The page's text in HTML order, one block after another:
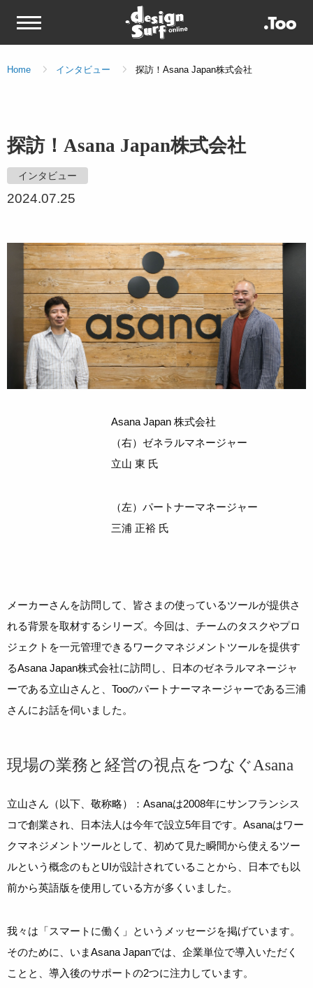
Home インタビュー 探訪！Asana Japan株式会社
探訪！Asana Japan株式会社
インタビュー
2024.07.25
Asana Japan 株式会社
（右）ゼネラルマネージャー
立山 東 氏
（左）パートナーマネージャー
三浦 正裕 氏
メーカーさんを訪問して、皆さまの使っているツールが提供さ
れる背景を取材するシリーズ。今回は、チームのタスクやプロ
ジェクトを一元管理できるワークマネジメントツールを提供す
るAsana Japan株式会社に訪問し、日本のゼネラルマネージャ
ーである立山さんと、Tooのパートナーマネージャーである三浦
さんにお話を伺いました。
現場の業務と経営の視点をつなぐAsana
立山さん（以下、敬称略）：Asanaは2008年にサンフランシス
コで創業され、日本法人は今年で設立5年目です。Asanaはワー
クマネジメントツールとして、初めて見た瞬間から使えるツー
ルという概念のもとUIが設計されていることから、日本でも以
前から英語版を使用している方が多くいました。
我々は「スマートに働く」というメッセージを掲げています。
そのために、いまAsana Japanでは、企業単位で導入いただく
ことと、導入後のサポートの2つに注力しています。